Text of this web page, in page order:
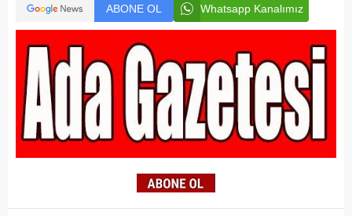
ABONE OL Whatsapp Kanalımız